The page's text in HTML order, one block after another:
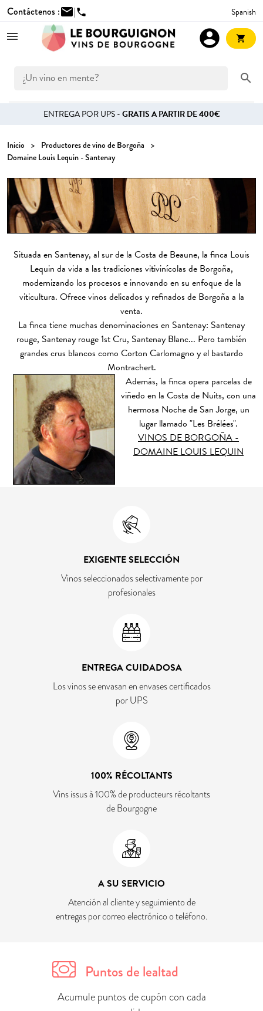
Contáctenos :mail|phone Spanish
search
account_circle shopping_cart
ENTREGA POR UPS -GRATIS A PARTIR DE 400€
Inicio
Productores de vino de Borgoña
Domaine Louis Lequin - Santenay
Situada en Santenay, al sur de la Costa de Beaune, la finca Louis
Lequin da vida a las tradiciones vitivinícolas de Borgoña,
modernizando los procesos e innovando en su enfoque de la
viticultura. Ofrece vinos delicados y refinados de Borgoña a la
venta.
La finca tiene muchas denominaciones en Santenay: Santenay
rouge, Santenay rouge 1st Cru, Santenay Blanc... Pero también
grandes crus blancos como Corton Carlomagno y el bastardo
Montrachert.
Además, la finca opera parcelas de
viñedo en la Costa de Nuits, con una
hermosa Noche de San Jorge, un
lugar llamado "Les Brélées".
VINOS DE BORGOÑA -
DOMAINE LOUIS LEQUIN
EXIGENTE SELECCIÓN
Vinos seleccionados selectivamente por
profesionales
ENTREGA CUIDADOSA
Los vinos se envasan en envases certificados
por UPS
100% RÉCOLTANTS
Vins issus à 100% de producteurs récoltants
de Bourgogne
A SU SERVICIO
Atención al cliente y seguimiento de
entregas por correo electrónico o teléfono.
Puntos de lealtad
Acumule puntos de cupón con cada